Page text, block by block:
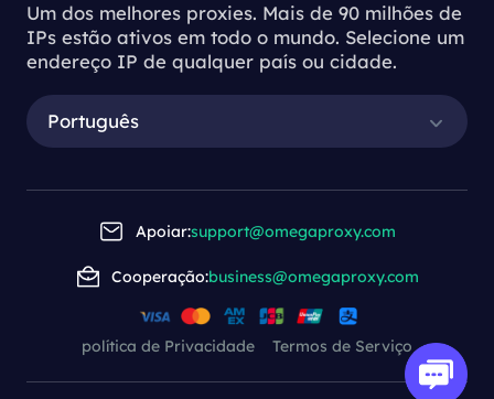
Um dos melhores proxies. Mais de 90 milhões de
IPs estão ativos em todo o mundo. Selecione um
endereço IP de qualquer país ou cidade.
Português
Apoiar:support@omegaproxy.com
Cooperação:business@omegaproxy.com
política de Privacidade Termos de Serviço